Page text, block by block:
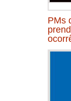
PMs